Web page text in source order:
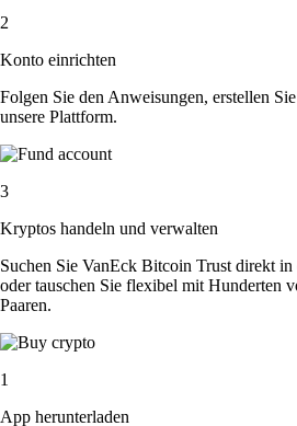
2
Konto einrichten
Folgen Sie den Anweisungen, erstellen
unsere Plattform.
3
Kryptos handeln und verwalten
Suchen Sie VanEck Bitcoin Trust direkt
oder tauschen Sie flexibel mit Hunderten
Paaren.
1
App herunterladen